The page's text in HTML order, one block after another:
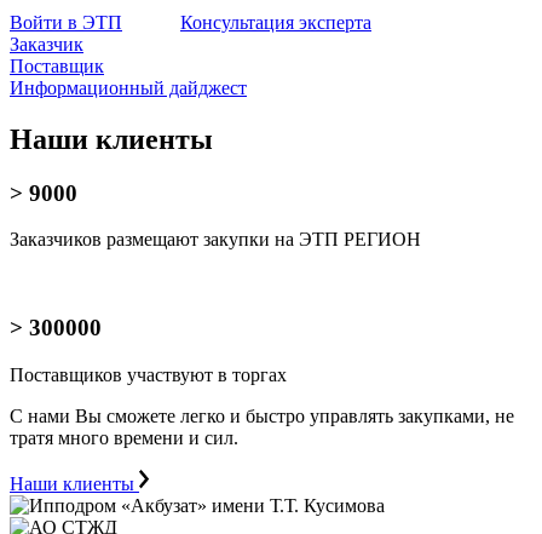
Войти в ЭТП
Заказчик
Поставщик
Консультация эксперта
Информационный дайджест
Наши клиенты
> 9000
Заказчиков размещают закупки на ЭТП РЕГИОН
> 300000
Поставщиков участвуют в торгах
С нами Вы сможете легко и быстро управлять закупками, не
тратя много времени и сил.
Наши клиенты